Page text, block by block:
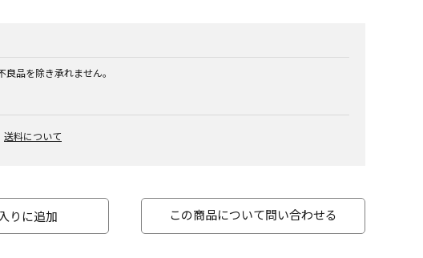
品を除き承れません。
送料について
りに追加 この商品について問い合わせる